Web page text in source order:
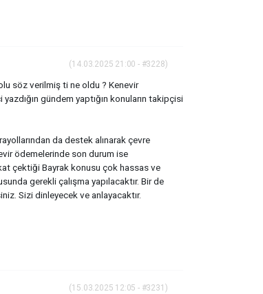
(14.03.2025 21:00 - #3228)
söz verilmiş ti ne oldu ? Kenevir
gündem yaptığın konuların takipçisi
da destek alınarak çevre
ödemelerinde son durum ise
çektiği Bayrak konusu çok hassas ve
gerekli çalışma yapılacaktır. Bir de
Sizi dinleyecek ve anlayacaktır.
(15.03.2025 12:05 - #3231)